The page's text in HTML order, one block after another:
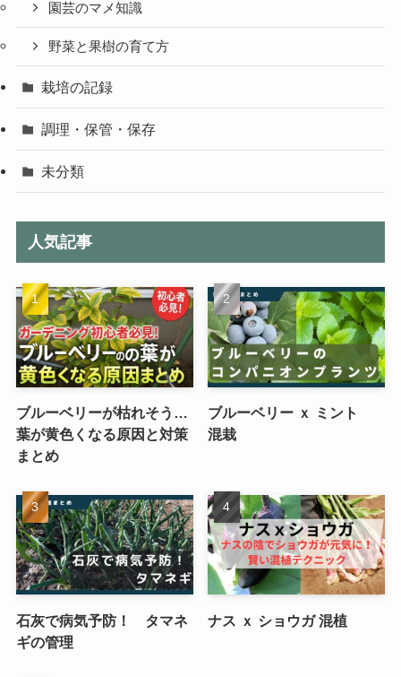
園芸のマメ知識
野菜と果樹の育て方
栽培の記録
調理・保管・保存
未分類
人気記事
ブルーベリーが枯れそう…
葉が黄色くなる原因と対策
まとめ
ブルーベリー ｘ ミント
混栽
石灰で病気予防！ タマネ
ギの管理
ナス ｘ ショウガ 混植